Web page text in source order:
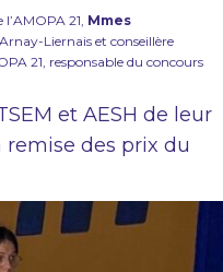
l’AMOPA 21, Mmes
Liernais et conseillère
21, responsable du concours
et AESH de leur
remise des prix du